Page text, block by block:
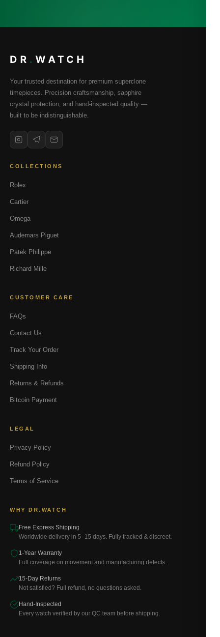
DR . WATCH
Your trusted destination for premium superclone
timepieces. Precision craftsmanship, sapphire
crystal protection, and hand-inspected quality —
built to be indistinguishable.
COLLECTIONS
Rolex
Cartier
Omega
Audemars Piguet
Patek Philippe
Richard Mille
CUSTOMER CARE
FAQs
Contact Us
Track Your Order
Shipping Info
Returns & Refunds
Bitcoin Payment
LEGAL
Privacy Policy
Refund Policy
Terms of Service
WHY DR.WATCH
Free Express Shipping
Worldwide delivery in 5–15 days. Fully tracked & discreet.
1-Year Warranty
Full coverage on movement and manufacturing defects.
15-Day Returns
Not satisfied? Full refund, no questions asked.
Hand-Inspected
Every watch verified by our QC team before shipping.